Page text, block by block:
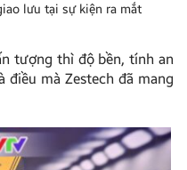
lưu tại sự kiện ra mắt
tượng thì độ bền, tính an
mà Zestech đã mang